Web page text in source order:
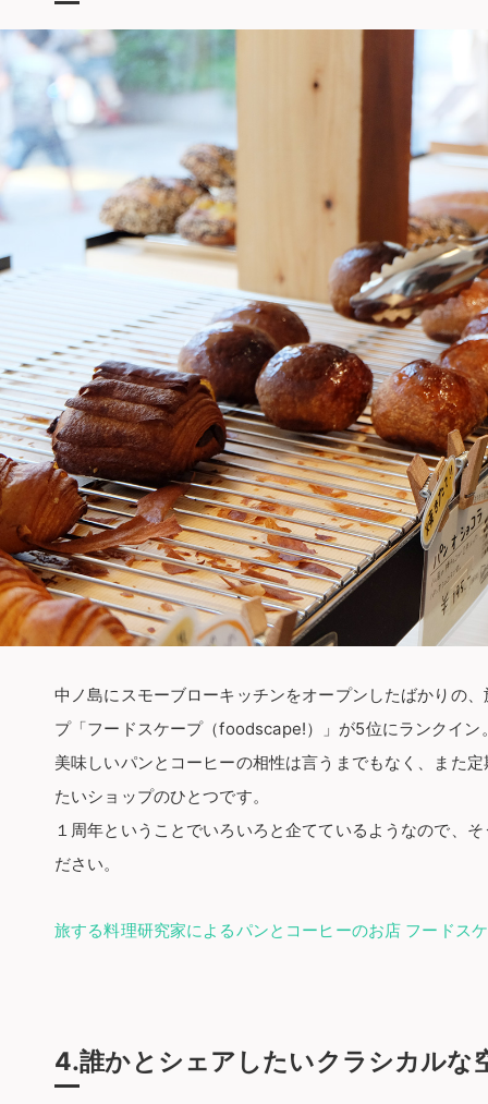
中ノ島にスモーブローキッチンをオープンしたばかりの
プ「フードスケープ（foodscape!）」が5位にランクイン
美味しいパンとコーヒーの相性は言うまでもなく、また
たいショップのひとつです。
１周年ということでいろいろと企てているようなので、
ださい。
旅する料理研究家によるパンとコーヒーのお店 フードス
4.誰かとシェアしたいクラシカル